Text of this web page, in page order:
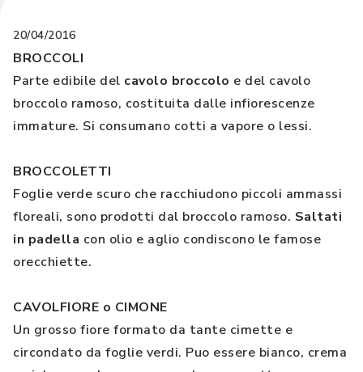
20/04/2016
BROCCOLI
Parte edibile del cavolo broccolo e del cavolo
broccolo ramoso, costituita dalle infiorescenze
immature. Si consumano cotti a vapore o lessi.
BROCCOLETTI
Foglie verde scuro che racchiudono piccoli ammassi
floreali, sono prodotti dal broccolo ramoso. Saltati
in padella con olio e aglio condiscono le famose
orecchiette.
CAVOLFIORE o CIMONE
Un grosso fiore formato da tante cimette e
circondato da foglie verdi. Puo essere bianco, crema